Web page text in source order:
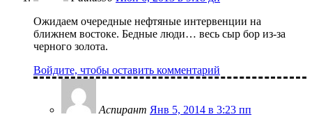
Ожидаем очередные нефтяные интервенции на
ближнем востоке. Бедные люди… весь сыр бор из-за
черного золота.
Войдите, чтобы оставить комментарий
Аспирант Янв 5, 2014 в 3:23 пп